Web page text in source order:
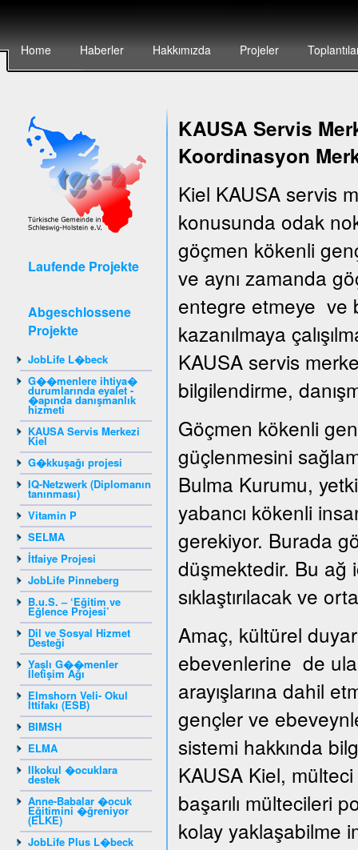
Home Haberler Hakkımızda Projeler
Laufende Projekte
Abgeschlossene
Projekte
JobLife L�beck
G��menlere ihtiya�
durumlarında eyalet -
�apında danışmanlık
hizmeti
KAUSA Servis Merkezi
Kiel
G�kkuşağı projesi
IQ-Netzwerk (Diplomanın
tanınması)
Vitamin P
SELMA
İtfaiye Projesi
JobLife Pinneberg
B.u.S. – ‘Eğitim ve
Eğlence Projesi’
Dil ve Sosyal Hizmet
Desteği
Yaşlı G��menler
İletişim Ağı
Elmshorn Veli- Okul
İttifakı (ESB)
BIMSH
ELMA
Ilkokul �ocuklara
destek
Anne-Babalar �ocuk
Eğitimini �ğreniyor
(ELKE)
JobLife Plus L�beck
KAUSA Servis
Koordinasyon
Kiel KAUSA servis
konusunda odak
göçmen kökenli
ve aynı zamanda
entegre etmeye ve
kazanılmaya
KAUSA servis
bilgilendirme,
Göçmen kökenli
güçlenmesini
Bulma Kurumu,
yabancı kökenli
gerekiyor. Burada
düşmektedir. Bu ağ
sıklaştırılacak ve
Amaç, kültürel
ebevenlerine de
arayışlarına dahil
gençler ve
sistemi hakkında
KAUSA Kiel,
başarılı mültecileri
kolay yaklaşabilme